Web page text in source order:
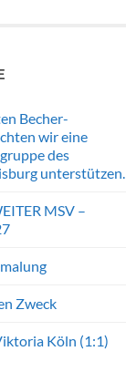
Becher-
wir eine
des
unterstützen.
MSV –
Zweck
Köln (1:1)